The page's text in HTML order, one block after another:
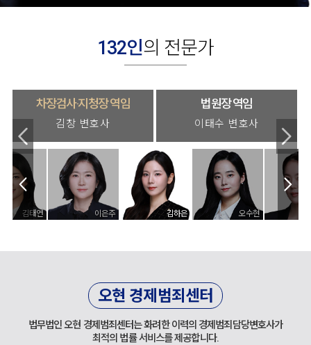
132인의 전문가
법원장 역임
이태수 변호사
#코인상장사기 #코인다단계
군사법원장·고등검찰부장 역임
배순도 변호사
이은주 김하은 오수현 서주연
오현 경제범죄센터
법무법인 오현 경제범죄센터는 화려한 이력의 경제범죄담당변호사가
최적의 법률 서비스를 제공합니다.